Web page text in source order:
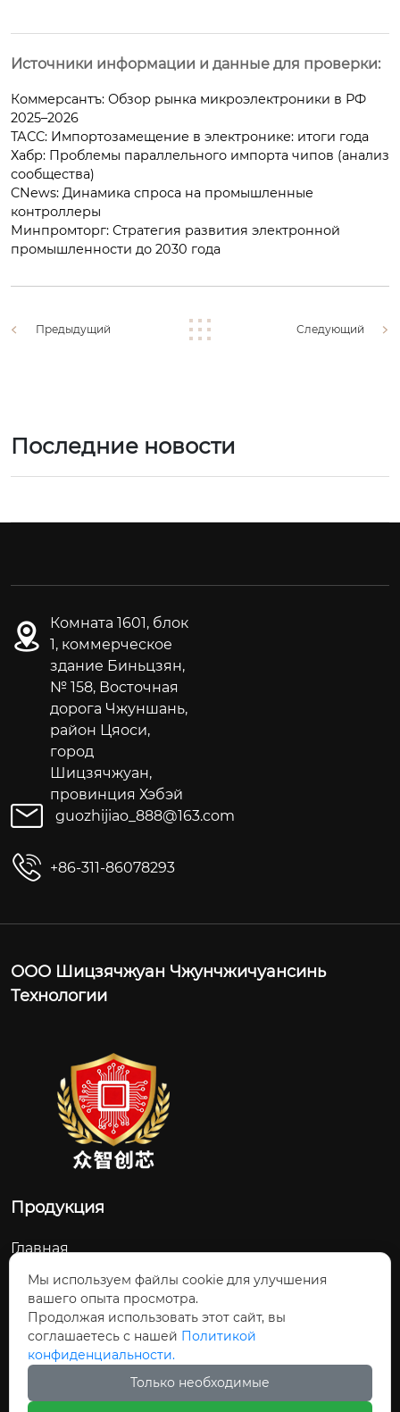
Источники информации и данные для проверки:
Коммерсантъ: Обзор рынка микроэлектроники в РФ
2025–2026
ТАСС: Импортозамещение в электронике: итоги года
Хабр: Проблемы параллельного импорта чипов (анализ
сообщества)
CNews: Динамика спроса на промышленные
контроллеры
Минпромторг: Стратегия развития электронной
промышленности до 2030 года
Предыдущий Следующий
Последние новости
Комната 1601, блок
1, коммерческое
здание Биньцзян,
№ 158, Восточная
дорога Чжуншань,
район Цяоси,
город
Шицзячжуан,
провинция Хэбэй
guozhijiao_888@163.com
+86-311-86078293
ООО Шицзячжуан Чжунчжичуансинь
Технологии
Продукция
Главная
О Нас
Контакты
Новости и обновления
Продукция
Мы используем файлы cookie для улучшения
вашего опыта просмотра.
Продолжая использовать этот сайт, вы
соглашаетесь с нашей Политикой
конфиденциальности.
Только необходимые